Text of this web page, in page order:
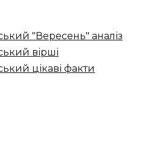
"Вересень" аналіз
вірші
цікаві факти